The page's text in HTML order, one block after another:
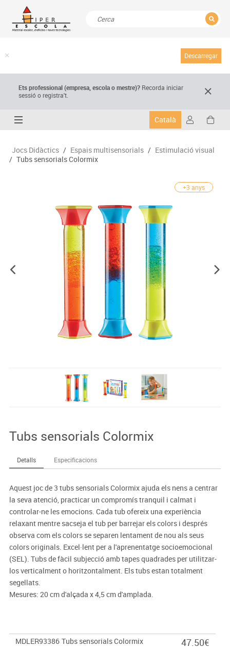
Descarregar
Ets professional (empresa,escola o mestre)? Recorda iniciar
sessió o registra't.
Català
Jocs Didàctics / Espais multisensorials / Estimulació visual
/ Tubs sensorials Colormix
+3 anys
Tubs sensorials Colormix
Detalls Especificacions
Aquest joc de 3 tubs sensorials Colormix ajuda els nens a centrar
la seva atenció, practicar un compromís tranquil i calmat i
controlar-ne les emocions. Cada tub ofereix una experiència
relaxant mentre sacseja el tub per barrejar els colors i després
observa com els colors se separen lentament de nou als seus
colors originals. Excel·lent per a l'aprenentatge socioemocional
(SEL). Tubs de fàcil subjecció amb tapes quadrades per utilitzar-
los verticalment o horitzontalment. Els tubs estan totalment
segellats.
Mesures: 20 cm d'alçada x 4,5 cm d'amplada.
MDLER93386 Tubs sensorials Colormix
47.50€